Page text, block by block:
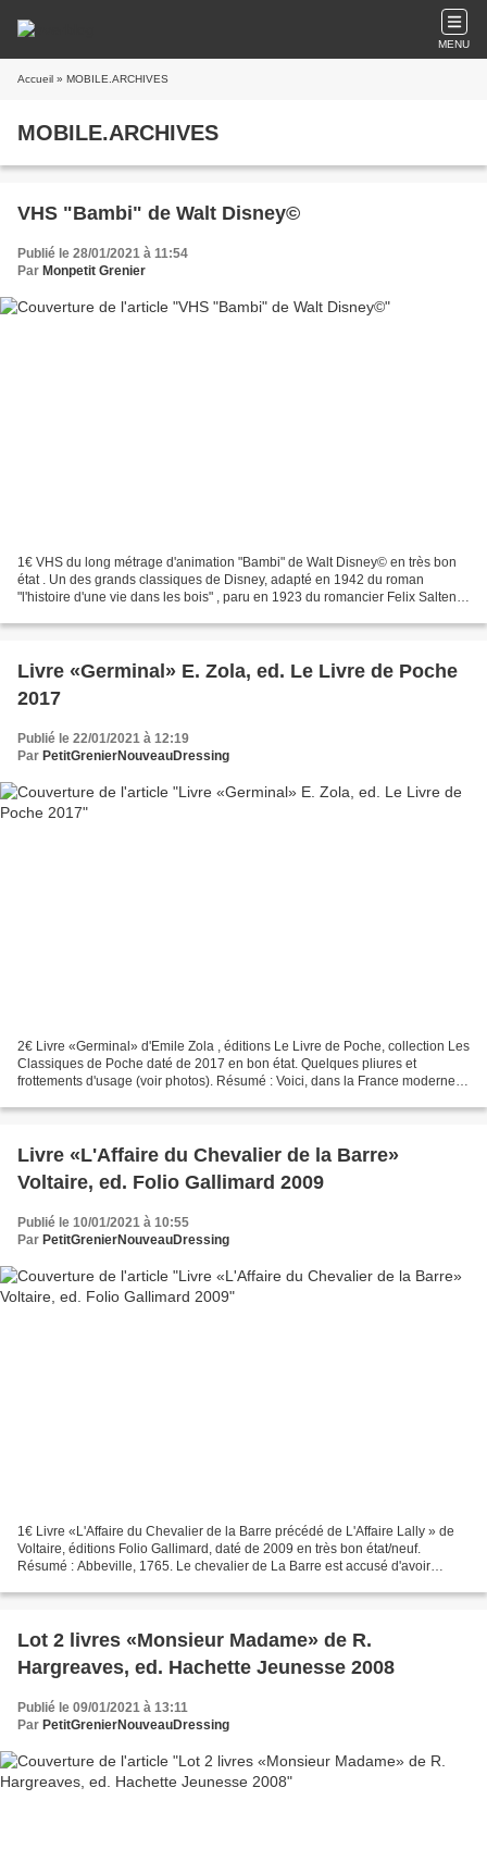
MENU
Accueil » MOBILE.ARCHIVES
MOBILE.ARCHIVES
VHS "Bambi" de Walt Disney©
Publié le 28/01/2021 à 11:54
Par Monpetit Grenier
1€ VHS du long métrage d'animation "Bambi" de Walt Disney© en très bon
état . Un des grands classiques de Disney, adapté en 1942 du roman
"l'histoire d'une vie dans les bois" , paru en 1923 du romancier Felix Salten.
Livre «Germinal» E. Zola, ed. Le Livre de Poche
2017
Publié le 22/01/2021 à 12:19
Par PetitGrenierNouveauDressing
2€ Livre «Germinal» d'Emile Zola , éditions Le Livre de Poche, collection Les
Classiques de Poche daté de 2017 en bon état. Quelques pliures et
frottements d'usage (voir photos). Résumé : Voici, dans la France moderne et
Livre «L'Affaire du Chevalier de la Barre»
Voltaire, ed. Folio Gallimard 2009
Publié le 10/01/2021 à 10:55
Par PetitGrenierNouveauDressing
1€ Livre «L'Affaire du Chevalier de la Barre précédé de L'Affaire Lally » de
Voltaire, éditions Folio Gallimard, daté de 2009 en très bon état/neuf.
Résumé : Abbeville, 1765. Le chevalier de La Barre est accusé d'avoir
Lot 2 livres «Monsieur Madame» de R.
Hargreaves, ed. Hachette Jeunesse 2008
Publié le 09/01/2021 à 13:11
Par PetitGrenierNouveauDressing